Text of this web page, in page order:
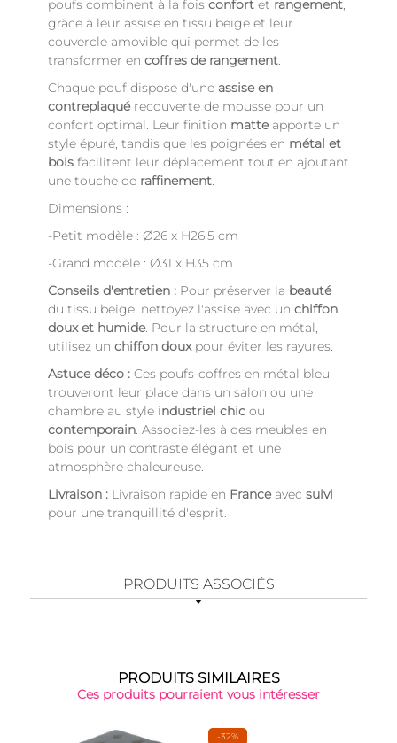
poufs combinent à la fois confort et rangement,
grâce à leur assise en tissu beige et leur
couvercle amovible qui permet de les
transformer en coffres de rangement.
Chaque pouf dispose d'une assise en
contreplaquérecouverte de mousse pour un
confort optimal. Leur finition matteapporte un
style épuré, tandis que les poignées en métal et
bois facilitent leur déplacement tout en ajoutant
une touche de raffinement.
Dimensions :
-Petit modèle : Ø26 x H26.5 cm
-Grand modèle : Ø31 x H35 cm
Conseils d'entretien : Pour préserver la beauté
du tissu beige, nettoyez l'assise avec un chiffon
doux et humide. Pour la structure en métal,
utilisez un chiffon douxpour éviter les rayures.
Astuce déco : Ces poufs-coffres en métal bleu
trouveront leur place dans un salon ou une
chambre au style industriel chic ou
contemporain. Associez-les à des meubles en
bois pour un contraste élégant et une
atmosphère chaleureuse.
Livraison : Livraison rapide en Franceavec suivi
pour une tranquillité d'esprit.
PRODUITS ASSOCIÉS
PRODUITS SIMILAIRES
Ces produits pourraient vous intéresser
-32%